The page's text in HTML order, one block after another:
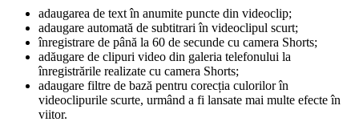
adaugarea de text în anumite puncte din videoclip;
adaugare automată de subtitrari în videoclipul scurt;
înregistrare de până la 60 de secunde cu camera Shorts;
adăugare de clipuri video din galeria telefonului la
înregistrările realizate cu camera Shorts;
adaugare filtre de bază pentru corecția culorilor în
videoclipurile scurte, urmând a fi lansate mai multe efecte în
viitor.